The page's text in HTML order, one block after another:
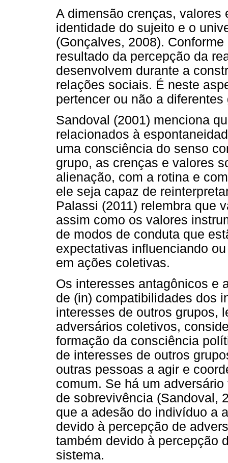
A dimensão crenças,
identidade do sujeito e o
(Gonçalves, 2008).
resultado da percepção da
desenvolvem durante a
relações sociais. É neste
pertencer ou não a
Sandoval (2001) menciona
relacionados à
uma consciência do senso
grupo, as crenças e valores
alienação, com a rotina e
ele seja capaz de
Palassi (2011) relembra que
assim como os valores
de modos de conduta que
expectativas influenciando
em ações coletivas.
Os interesses antagônicos e
de (in) compatibilidades dos
interesses de outros grupos,
adversários coletivos,
formação da consciência
de interesses de outros
outras pessoas a agir e
comum. Se há um
de sobrevivência (Sandoval,
que a adesão do indivíduo a
devido à percepção de
também devido à percepção
sistema.